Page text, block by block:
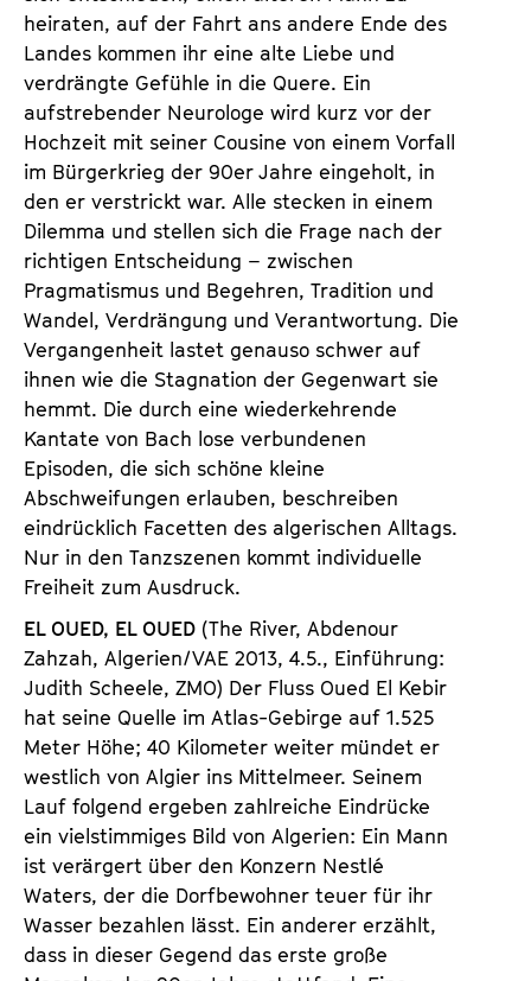
heiraten, auf der Fahrt ans andere Ende des
Landes kommen ihr eine alte Liebe und
verdrängte Gefühle in die Quere. Ein
aufstrebender Neurologe wird kurz vor der
Hochzeit mit seiner Cousine von einem Vorfall
im Bürgerkrieg der 90er Jahre eingeholt, in
den er verstrickt war. Alle stecken in einem
Dilemma und stellen sich die Frage nach der
richtigen Entscheidung – zwischen
Pragmatismus und Begehren, Tradition und
Wandel, Verdrängung und Verantwortung. Die
Vergangenheit lastet genauso schwer auf
ihnen wie die Stagnation der Gegenwart sie
hemmt. Die durch eine wiederkehrende
Kantate von Bach lose verbundenen
Episoden, die sich schöne kleine
Abschweifungen erlauben, beschreiben
eindrücklich Facetten des algerischen Alltags.
Nur in den Tanzszenen kommt individuelle
Freiheit zum Ausdruck.
EL OUED, EL OUED (The River, Abdenour
Zahzah, Algerien/VAE 2013, 4.5., Einführung:
Judith Scheele, ZMO) Der Fluss Oued El Kebir
hat seine Quelle im Atlas-Gebirge auf 1.525
Meter Höhe; 40 Kilometer weiter mündet er
westlich von Algier ins Mittelmeer. Seinem
Lauf folgend ergeben zahlreiche Eindrücke
ein vielstimmiges Bild von Algerien: Ein Mann
ist verärgert über den Konzern Nestlé
Waters, der die Dorfbewohner teuer für ihr
Wasser bezahlen lässt. Ein anderer erzählt,
dass in dieser Gegend das erste große